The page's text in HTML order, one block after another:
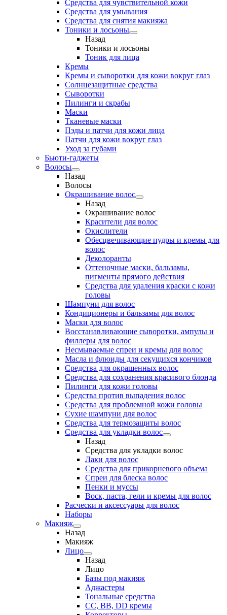
Средства для чувствительной кожи
Средства для умывания
Средства для снятия макияжа
Тоники и лосьоны
Назад
Тоники и лосьоны
Тоник для лица
Кремы
Кремы и сыворотки для кожи вокруг глаз
Солнцезащитные средства
Сыворотки
Пилинги и скрабы
Маски
Тканевые маски
Пэды и патчи для кожи лица
Патчи для кожи вокруг глаз
Уход за губами
Бьюти-гаджеты
Волосы
Назад
Волосы
Окрашивание волос
Назад
Окрашивание волос
Красители для волос
Окислители
Обесцвечивающие пудры и кремы для
волос
Деколоранты
Оттеночные маски, бальзамы,
пигменты прямого действия
Средства для удаления краски с кожи
головы
Шампуни для волос
Кондиционеры и бальзамы для волос
Маски для волос
Восстанавливающие сыворотки, ампулы и
филлеры для волос
Несмываемые спреи и кремы для волос
Масла и флюиды для секущихся кончиков
Средства для окрашенных волос
Средства для сохранения красивого блонда
Пилинги для кожи головы
Средства против выпадения волос
Средства для проблемной кожи головы
Сухие шампуни для волос
Средства для термозащиты волос
Средства для укладки волос
Назад
Средства для укладки волос
Лаки для волос
Средства для прикорневого объема
Спреи для блеска волос
Пенки и муссы
Воск, паста, гели и кремы для волос
Расчески и аксессуары для волос
Наборы
Макияж
Назад
Макияж
Лицо
Назад
Лицо
Базы под макияж
Аджастеры
Тональные средства
CC, BB, DD кремы